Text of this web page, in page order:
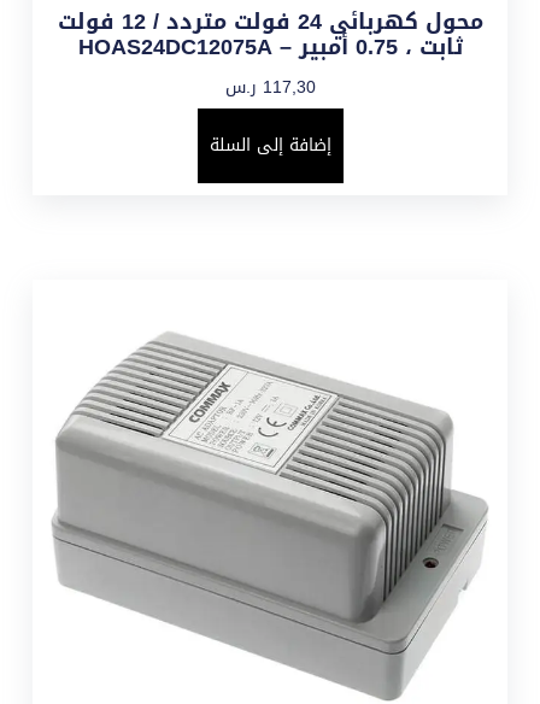
محول كهربائي 24 فولت متردد / 12 فولت
ثابت ، 0.75 أمبير – HOAS24DC12075A
117,30 ر.س
إضافة إلى السلة